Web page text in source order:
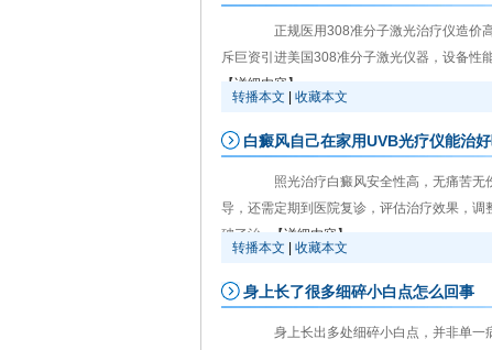
正规医用308准分子激光治疗仪造价高
斥巨资引进美国308准分子激光仪器，设备性
【详细内容】
转播本文
收藏本文
白癜风自己在家用UVB光疗仪能治
照光治疗白癜风安全性高，无痛苦无
导，还需定期到医院复诊，评估治疗效果，
破了治...
【详细内容】
转播本文
收藏本文
身上长了很多细碎小白点怎么回事
身上长出多处细碎小白点，并非单一